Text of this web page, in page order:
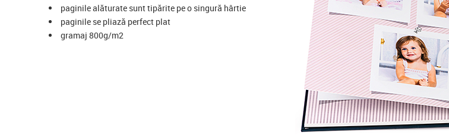
paginile alăturate sunt tipărite pe o singură hârtie
paginile se pliază perfect plat
gramaj 800g/m2